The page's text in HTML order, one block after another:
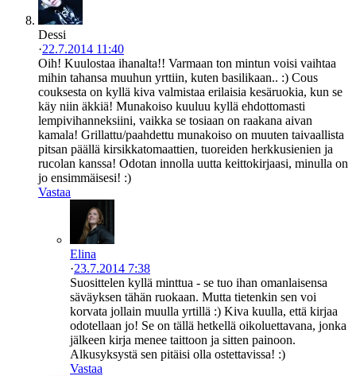
Dessi
·22.7.2014 11:40
Oih! Kuulostaa ihanalta!! Varmaan ton mintun voisi vaihtaa
mihin tahansa muuhun yrttiin, kuten basilikaan.. :) Cous
couksesta on kyllä kiva valmistaa erilaisia kesäruokia, kun se
käy niin äkkiä! Munakoiso kuuluu kyllä ehdottomasti
lempivihanneksiini, vaikka se tosiaan on raakana aivan
kamala! Grillattu/paahdettu munakoiso on muuten taivaallista
pitsan päällä kirsikkatomaattien, tuoreiden herkkusienien ja
rucolan kanssa! Odotan innolla uutta keittokirjaasi, minulla on
jo ensimmäisesi! :)
Vastaa
Elina
·23.7.2014 7:38
Suosittelen kyllä minttua - se tuo ihan omanlaisensa
säväyksen tähän ruokaan. Mutta tietenkin sen voi
korvata jollain muulla yrtillä :) Kiva kuulla, että kirjaa
odotellaan jo! Se on tällä hetkellä oikoluettavana, jonka
jälkeen kirja menee taittoon ja sitten painoon.
Alkusyksystä sen pitäisi olla ostettavissa! :)
Vastaa